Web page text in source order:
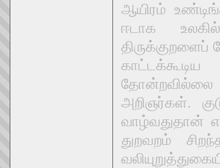
ஆயிரம்
ஈடாக
அறிஞர்கள்.
வாழ்வதுதான்
துறவறம்